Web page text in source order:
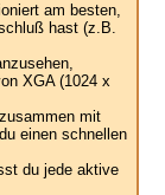
am besten,
hast (z.B.
XGA (1024 x
mit
einen schnellen
du jede aktive